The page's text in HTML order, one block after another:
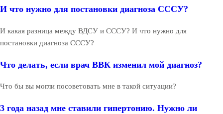
И что нужно для постановки диагноза СССУ?
И какая разница между ВДСУ и СССУ? И что нужно для
постановки диагноза СССУ?
Что делать, если врач ВВК изменил мой диагноз?
Что бы вы могли посоветовать мне в такой ситуации?
3 года назад мне ставили гипертонию. Нужно ли